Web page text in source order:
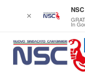
✕
NSC
In